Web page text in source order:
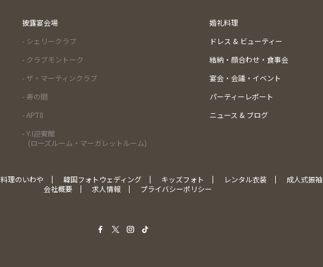
披露宴会場
- シェリークラブ
- クラブモントーク
- ザ・マーティンクラブ
- 寿の間
- APT8
- Y.I迎賓館
(ローズルーム・マーガレットルーム)
婚礼料理
ドレス & ビューティー
結納・顔合わせ・食事会
宴会・会議・イベント
パーティーレポート
ニュース & ブログ
料理のいわや 韓国フォトウェディング キッズフォト レンタル衣装 成人式振袖
会社概要
求人情報 プライバシーポリシー